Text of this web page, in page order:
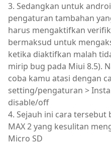
3. Sedangkan untuk
pengaturan tambahan
harus mengaktifkan
bermaksud untuk
ketika diaktifkan malah
mirip bug pada Miui 8.5).
coba kamu atasi dengan
setting/pengaturan >
disable/off
4. Sejauh ini cara tersebut
MAX 2 yang kesulitan
Micro SD